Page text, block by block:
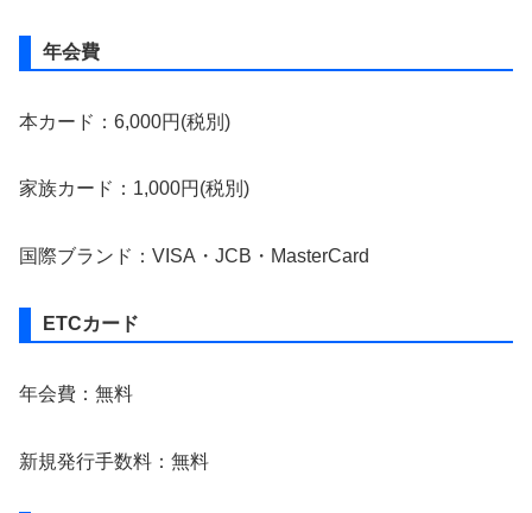
年会費
本カード：6,000円(税別)
家族カード：1,000円(税別)
国際ブランド：VISA・JCB・MasterCard
ETCカード
年会費：無料
新規発行手数料：無料